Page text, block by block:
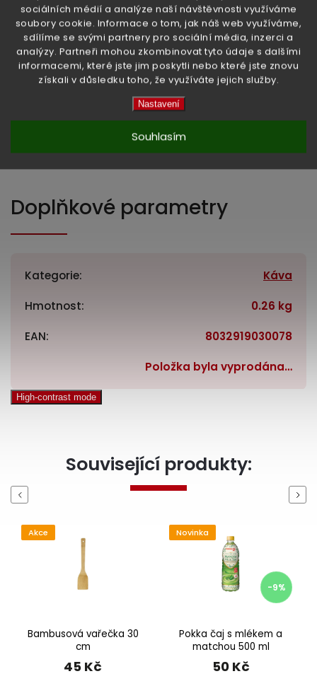
sociálních médií a analýze naší návštěvnosti využíváme
soubory cookie. Informace o tom, jak náš web využíváme,
sdílíme se svými partnery pro sociální média, inzerci a
analýzy. Partneři mohou zkombinovat tyto údaje s dalšími
informacemi, které jste jim poskytli nebo které jste znovu
získali v důsledku toho, že využíváte jejich služby.
Nastavení
Souhlasím
aromata.
Upozornění: Vysoký obsah kofeinu. Nedoporučuje se pro
děti a těhotné a kojící ženy.
Konzumujte s mírou.
Doplňkové parametry
Kategorie: Káva
Hmotnost: 0.26 kg
EAN: 8032919030078
Položka byla vyprodána…
High-contrast mode
Související produkty:
Previous
Akce
Bambusová vařečka 30
cm
45 Kč
Novinka
-9%
Pokka čaj s mlékem a
matchou 500 ml
50 Kč
Next